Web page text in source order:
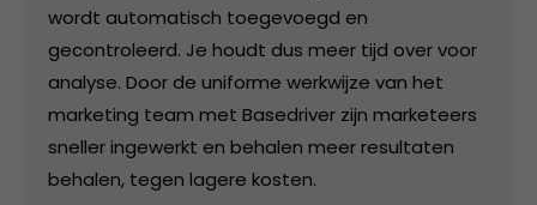
wordt automatisch toegevoegd en
gecontroleerd. Je houdt dus meer tijd over voor
analyse. Door de uniforme werkwijze van het
marketing team met Basedriver zijn marketeers
sneller ingewerkt en behalen meer resultaten
behalen, tegen lagere kosten.